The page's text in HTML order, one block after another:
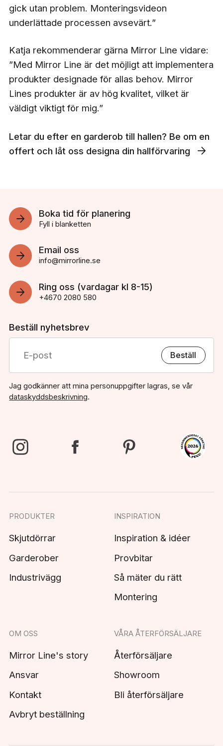
gick utan problem. Monteringsvideon
underlättade processen avsevärt.”
Katja rekommenderar gärna Mirror Line vidare:
”Med Mirror Line är det möjligt att implementera
produkter designade för allas behov. Mirror
Lines produkter är av hög kvalitet, vilket är
väldigt viktigt för mig.”
Letar du efter en garderob till hallen? Be om en
offert och låt oss designa din hallförvaring
Boka tid för planering
Fyll i blanketten
Email oss
info@mirrorline.se
Ring oss (vardagar kl 8-15)
+4670 2080 580
Beställ nyhetsbrev
Beställ
Jag godkänner att mina personuppgifter lagras, se vår
dataskyddsbeskrivning.
PRODUKTER
Skjutdörrar
Garderober
Industrivägg
INSPIRATION
Inspiration & idéer
Provbitar
Så mäter du rätt
Montering
OM OSS
Mirror Line's story
Ansvar
Kontakt
Avbryt beställning
VÅRA ÅTERFÖRSÄLJARE
Återförsäljare
Showroom
Bli återförsäljare